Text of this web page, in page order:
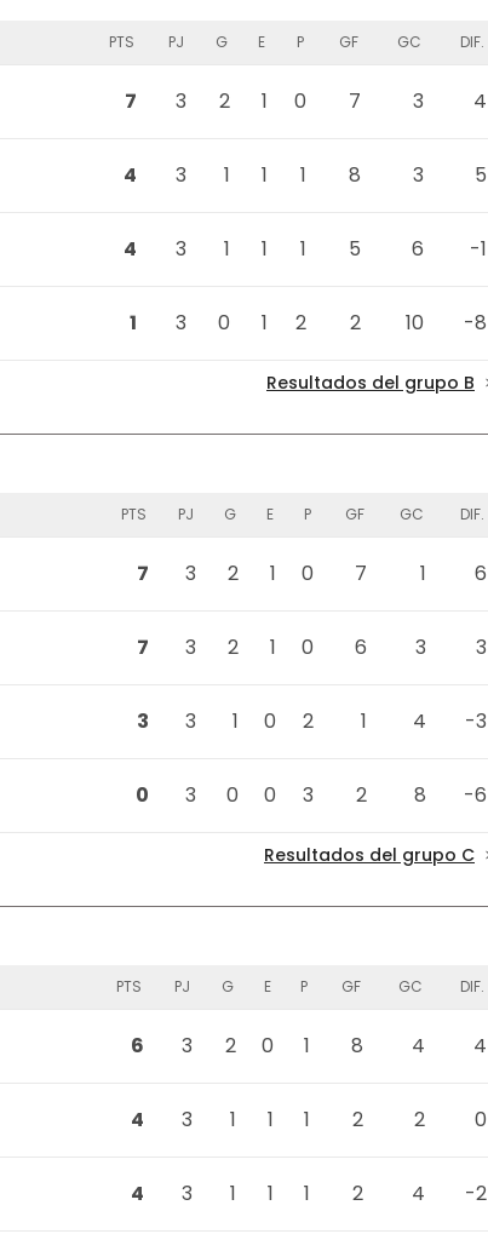
PTS PJ G E P GF GC DIF.
7 3 2 1 0 7 3 4
4 3 1 1 1 8 3 5
4 3 1 1 1 5 6 -1
1 3 0 1 2 2 10 -8
Resultados del grupo B
PTS PJ G E P GF GC DIF.
7 3 2 1 0 7 1 6
7 3 2 1 0 6 3 3
3 3 1 0 2 1 4 -3
0 3 0 0 3 2 8 -6
Resultados del grupo C
PTS PJ G E P GF GC DIF.
6 3 2 0 1 8 4 4
4 3 1 1 1 2 2 0
4 3 1 1 1 2 4 -2